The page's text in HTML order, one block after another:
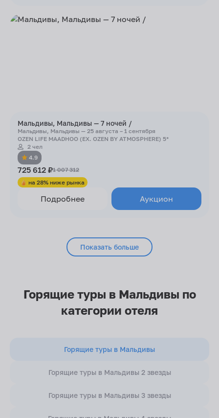
Мальдивы, Мальдивы — 7 ночей /
Мальдивы, Мальдивы — 25 августа – 1 сентября
OZEN LIFE MAADHOO (EX. OZEN BY ATMOSPHERE) 5*
2 чел
4.9
725 612 ₽1 007 312
на 28% ниже рынка
Подробнее Аукцион
Показать больше
Горящие туры в Мальдивы по
категории отеля
Горящие туры в Мальдивы
Горящие туры в Мальдивы 2 звезды
Горящие туры в Мальдивы 3 звезды